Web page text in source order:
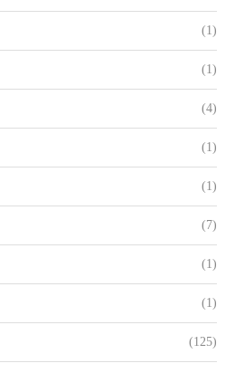
(1)
(1)
(4)
(1)
(1)
(7)
(1)
(1)
(125)